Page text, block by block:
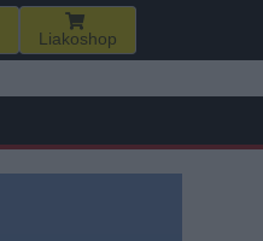
Liakoshop
για: